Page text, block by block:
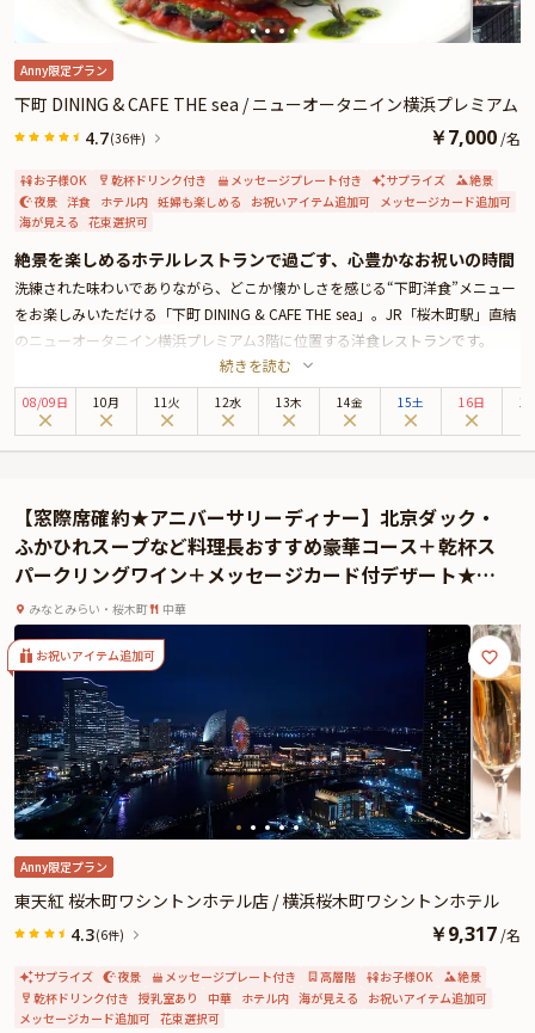
Anny限定プラン
下町 DINING & CAFE THE sea / ニューオータニイン横浜プレミアム
4.7(36件) ￥7,000 /名
お子様OK 乾杯ドリンク付き メッセージプレート付き サプライズ
絶景
夜景 洋食 ホテル内 妊婦も楽しめる お祝いアイテム追加可 メッセージカード追加可
海が見える 花束選択可
絶景を楽しめるホテルレストランで過ごす、心豊かなお祝いの時間
洗練された味わいでありながら、どこか懐かしさを感じる“下町洋食”メニュー
をお楽しみいただける「下町 DINING & CAFE THE sea」。JR「桜木町駅」直結
のニューオータニイン横浜プレミアム3階に位置する洋食レストランです。
高さ3メートルを超えるガラス張りの店内から、大観覧車「コスモクロック
21」やみなとみらい、横浜港にベイブリッジなど、横浜を代表するスポットの
煌めく夜景をご堪能いただけます。
なお、お席はテーブル席へご案内。
店内の大きな窓に映し出される、横浜ベイエリアの美しい夜景に包まれて非日
常感あふれるアニバーサリーのひとときをお楽しみください。
続きを読む
08/09日 10月 11火 12水 13木 14金 15土 16日
【窓際席確約★アニバーサリーディナー】北京ダック・
ふかひれスープなど料理長おすすめ豪華コース＋乾杯ス
パークリングワイン＋メッセージカード付デザート★ホ
テル最上階からみなとみらいの夜景を一望
みなとみらい・桜木町 中華
お祝いアイテム追加可
Anny限定プラン
東天紅 桜木町ワシントンホテル店 / 横浜桜木町ワシントンホテル
4.3(6件) ￥9,317 /名
サプライズ 夜景 メッセージプレート付き 高層階 お子様OK
絶景
乾杯ドリンク付き 授乳室あり 中華 ホテル内 海が見える
お祝いアイテム追加可
メッセージカード追加可 花束選択可